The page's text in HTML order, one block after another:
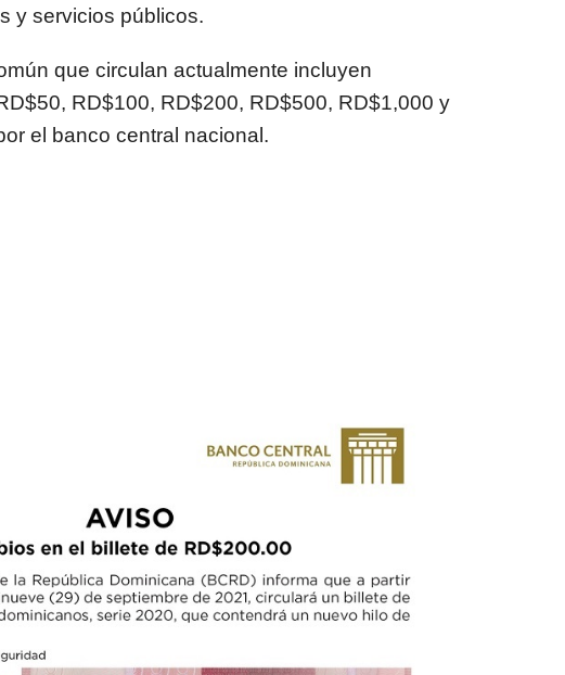
y servicios públicos.
que circulan actualmente incluyen
RD$100, RD$200, RD$500, RD$1,000 y
el banco central nacional.